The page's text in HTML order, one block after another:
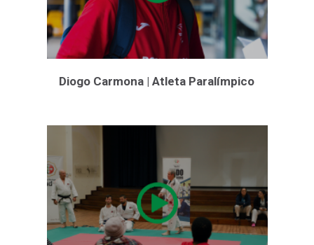
Diogo Carmona | Atleta Paralímpico